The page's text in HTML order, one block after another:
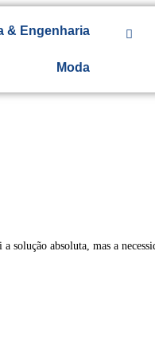
& Engenharia
Moda
solução absoluta, mas a